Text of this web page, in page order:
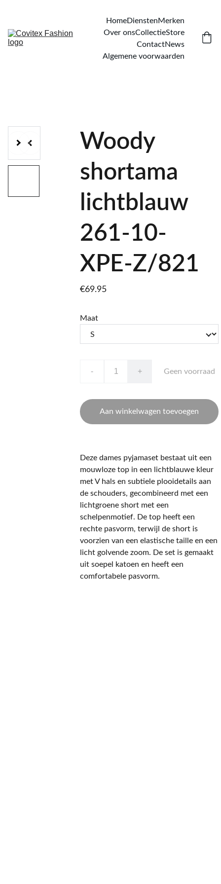
HomeDienstenMerken
Over onsCollectieStore
ContactNews
Algemene voorwaarden
Woody
shortama
lichtblauw
261-10-
XPE-Z/821
€69.95
Maat
- + Geen voorraad
Aan winkelwagen toevoegen
Deze dames pyjamaset bestaat uit een
mouwloze top in een lichtblauwe kleur
met V hals en subtiele plooidetails aan
de schouders, gecombineerd met een
lichtgroene short met een
schelpenmotief. De top heeft een
rechte pasvorm, terwijl de short is
voorzien van een elastische taille en een
licht golvende zoom. De set is gemaakt
uit soepel katoen en heeft een
comfortabele pasvorm.